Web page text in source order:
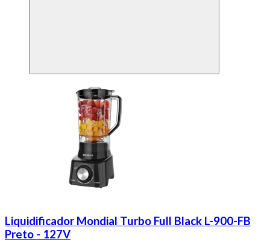
Liquidificador Mondial Turbo Full Black L-900-FB
Preto - 127V